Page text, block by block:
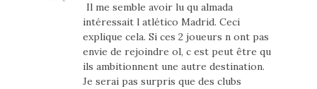
Il me semble avoir lu qu almada
intéressait l atlético Madrid. Ceci
explique cela. Si ces 2 joueurs n ont pas
envie de rejoindre ol, c est peut être qu
ils ambitionnent une autre destination.
Je serai pas surpris que des clubs